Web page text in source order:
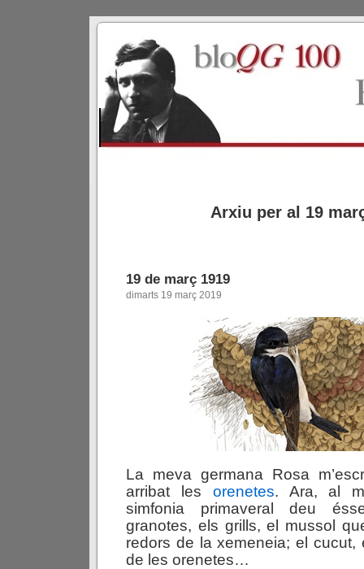
Arxiu per al 19
19 de març 1919
dimarts 19 març 2019
La meva germana Rosa
arribat les orenetes. Ara, al
simfonia primaveral deu
granotes, els grills, el mussol
redors de la xemeneia; el cucut,
de les orenetes…